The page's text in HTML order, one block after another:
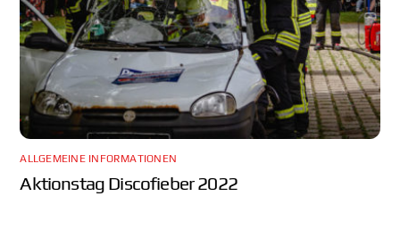
ALLGEMEINE INFORMATIONEN
Aktionstag Discofieber 2022